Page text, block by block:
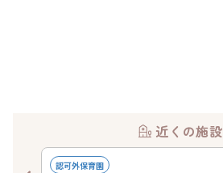
近くの施設
認可外保育園